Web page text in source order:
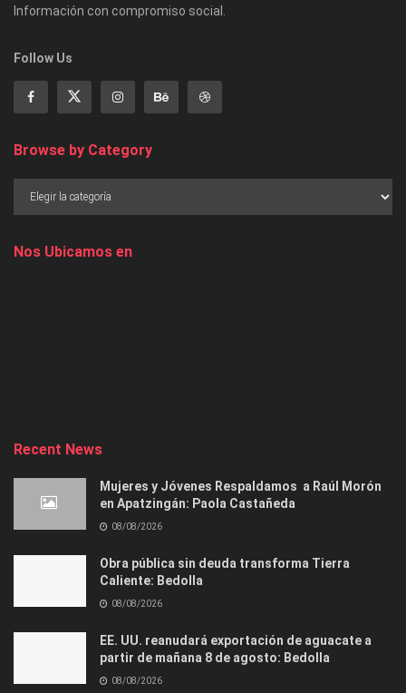
Información con compromiso social.
Follow Us
Browse by Category
Nos Ubicamos en
Recent News
Mujeres y Jóvenes Respaldamos a Raúl Morón
en Apatzingán: Paola Castañeda
08/08/2026
Obra pública sin deuda transforma Tierra
Caliente: Bedolla
08/08/2026
EE. UU. reanudará exportación de aguacate a
partir de mañana 8 de agosto: Bedolla
08/08/2026